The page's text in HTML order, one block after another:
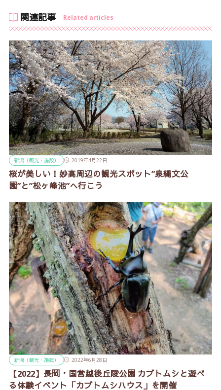
関連記事 Related articles
新潟（観光・施設） 2019年4月22日
桜が美しい！妙高周辺の観光スポット”泉縄文公
園”と”松ヶ峰池”へ行こう
新潟（観光・施設） 2022年6月28日
【2022】長岡・国営越後丘陵公園 カブトムシと遊べ
る体験イベント「カブトムシハウス」を開催